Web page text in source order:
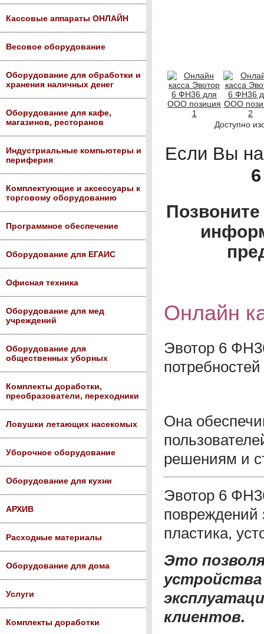
Кассовые аппараты ОНЛАЙН
Весовое оборудование
Оборудование для обработки и
хранения наличных денег
Оборудование для кафе,
магазинов, ресторанов
Индустриальные компьютеры и
периферия
Комплектующие и аксессуары к
торговому оборудованию
Программное обеспечение
Оборудование для ЕГАИС
Офисная техника
Оборудование для мед
учреждений
Оборудование для
общественных уборных
Комплекты доработки,
преобразователи, переходники
Ловушки летающих насекомых
Уборочное оборудование
Оборудование для кухни
АРХИВ
Расходные материалы
Оборудование для дома
Услуги
Комплекты доработки
Доступно
Если Вы
Онлайн
Эвотор 6
Она
решениям и
Эвотор 6
повреждений
пластика,
Это
клиентов.